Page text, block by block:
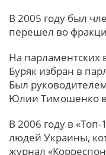
В 2005 году был
перешел во
На парламентских
Буряк избран в
Был
Юлии Тимошенко
В 2006 году в
людей Украины,
журнал